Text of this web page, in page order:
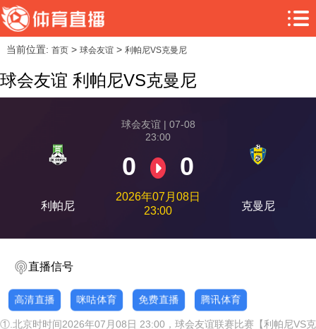
当前位置: 首页> 球会友谊> 利帕尼VS克曼尼
球会友谊 利帕尼VS克曼尼
利帕尼
球会友谊 | 07-08
23:00
0 0
2026年07月08日
23:00
克曼尼
直播信号
高清直播 咪咕体育 免费直播 腾讯体育
①.北京时时间2026年07月08日 23:00，球会友谊联赛比赛【利帕尼VS克